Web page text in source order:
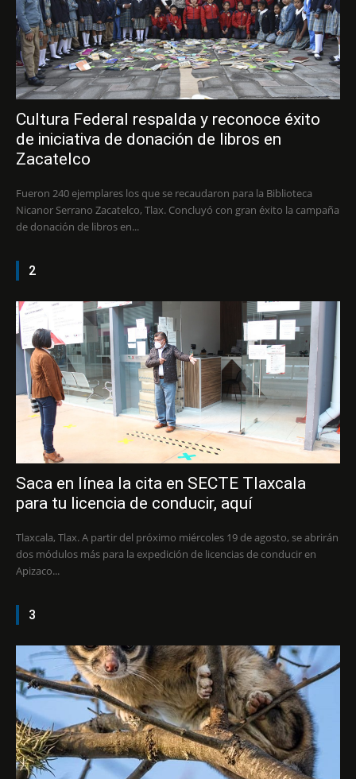
Cultura Federal respalda y reconoce éxito
de iniciativa de donación de libros en
Zacatelco
Fueron 240 ejemplares los que se recaudaron para la Biblioteca
Nicanor Serrano Zacatelco, Tlax. Concluyó con gran éxito la campaña
de donación de libros en...
2
Saca en línea la cita en SECTE Tlaxcala
para tu licencia de conducir, aquí
Tlaxcala, Tlax. A partir del próximo miércoles 19 de agosto, se abrirán
dos módulos más para la expedición de licencias de conducir en
Apizaco...
3